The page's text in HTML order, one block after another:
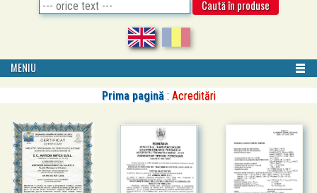
MENIU
Prima pagină: Acreditări